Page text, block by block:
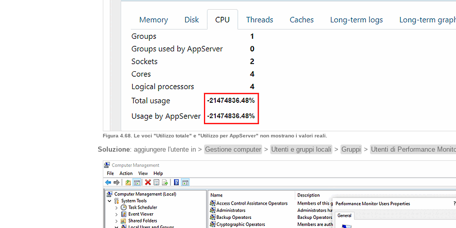
Figura 4.68. Le voci "Utilizzo totale" e "Utilizzo per AppServer" non mostrano i valori reali.
Soluzione: aggiungere l'utente in > Gestione computer > Utenti e gruppi locali > Gruppi > Utenti di Performance